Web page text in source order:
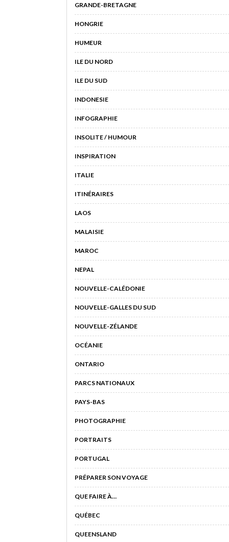
GRANDE-BRETAGNE
HONGRIE
HUMEUR
ILE DU NORD
ILE DU SUD
INDONESIE
INFOGRAPHIE
INSOLITE / HUMOUR
INSPIRATION
ITALIE
ITINÉRAIRES
LAOS
MALAISIE
MAROC
NEPAL
NOUVELLE-CALÉDONIE
NOUVELLE-GALLES DU SUD
NOUVELLE-ZÉLANDE
OCÉANIE
ONTARIO
PARCS NATIONAUX
PAYS-BAS
PHOTOGRAPHIE
PORTRAITS
PORTUGAL
PRÉPARER SON VOYAGE
QUE FAIRE À…
QUÉBEC
QUEENSLAND